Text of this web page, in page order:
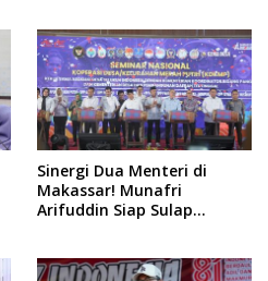
Sinergi Dua Menteri di
Makassar! Munafri
Arifuddin Siap Sulap
Baru